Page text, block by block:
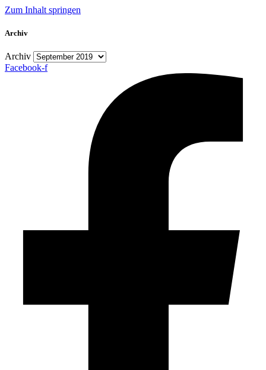
Zum Inhalt springen
Archiv
Archiv
Facebook-f